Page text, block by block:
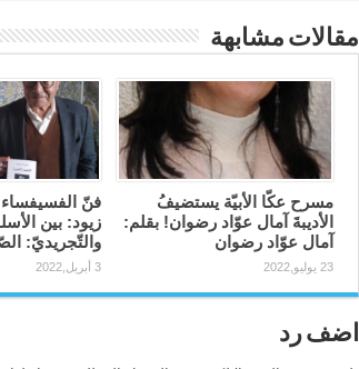
مقالات مشابهة
مسرح عكّا الأبيّة يستضيفُ
الأديبةَ آمال عوّاد رضوان! بقلم:
آمال عوّاد رضوان
23 يوليو,2022
فنّ
زيود: بين
والتّجريديّ:
3 أبريل,2022
اضف رد